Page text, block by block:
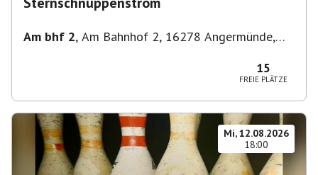
Am bhf 2, Am Bahnhof 2, 16278 Angermünde,
15
FREIE PLÄTZE
Mi, 12.08.2026
18:00